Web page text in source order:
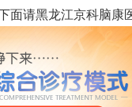
请黑龙江京科脑康